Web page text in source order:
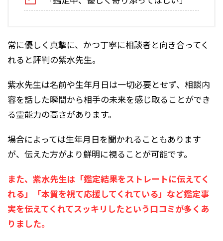
常に優しく真摯に、かつ丁寧に相談者と向き合ってく
れると評判の紫水先生。
紫水先生は名前や生年月日は一切必要とせず、相談内
容を話した瞬間から相手の未来を感じ取ることができ
る霊能力の高さがあります。
場合によっては生年月日を聞かれることもあります
が、伝えた方がより鮮明に視ることが可能です。
また、紫水先生は「鑑定結果をストレートに伝えてく
れる」「本質を視て応援してくれている」など鑑定事
実を伝えてくれてスッキリしたという口コミが多くあ
りました。